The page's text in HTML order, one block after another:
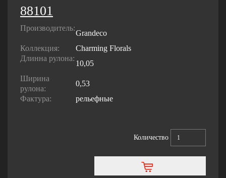
88101
Производитель:
Grandeco
Коллекция:
Charming Florals
Длинна рулона:
10,05
Ширина
рулона:
0,53
Фактура:
рельефные
Количество